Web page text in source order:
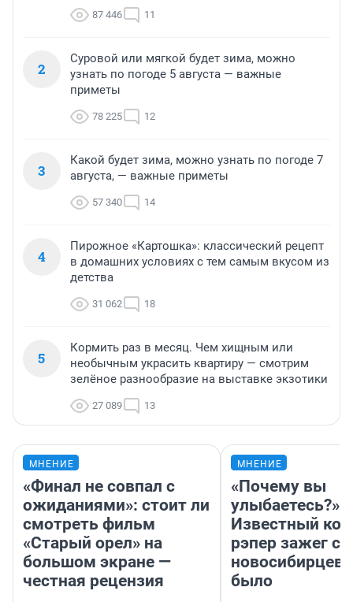
87 446 11
2
Суровой или мягкой будет зима, можно
узнать по погоде 5 августа — важные
приметы
78 225 12
3
Какой будет зима, можно узнать по погоде 7
августа, — важные приметы
57 340 14
4
Пирожное «Картошка»: классический рецепт
в домашних условиях с тем самым вкусом из
детства
31 062 18
5
Кормить раз в месяц. Чем хищным или
необычным украсить квартиру — смотрим
зелёное разнообразие на выставке экзотики
27 089 13
МНЕНИЕ
«Финал не совпал с
ожиданиями»: стоит ли
смотреть фильм
«Старый орел» на
большом экране —
честная рецензия
МНЕНИЕ
«Почему вы
улыбаетесь?»
Известный
рэпер зажег с
новосибирцев:
было